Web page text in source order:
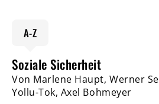
A-Z
Soziale Sicherheit
Von Marlene Haupt, Werner
Yollu-Tok, Axel Bohmeyer